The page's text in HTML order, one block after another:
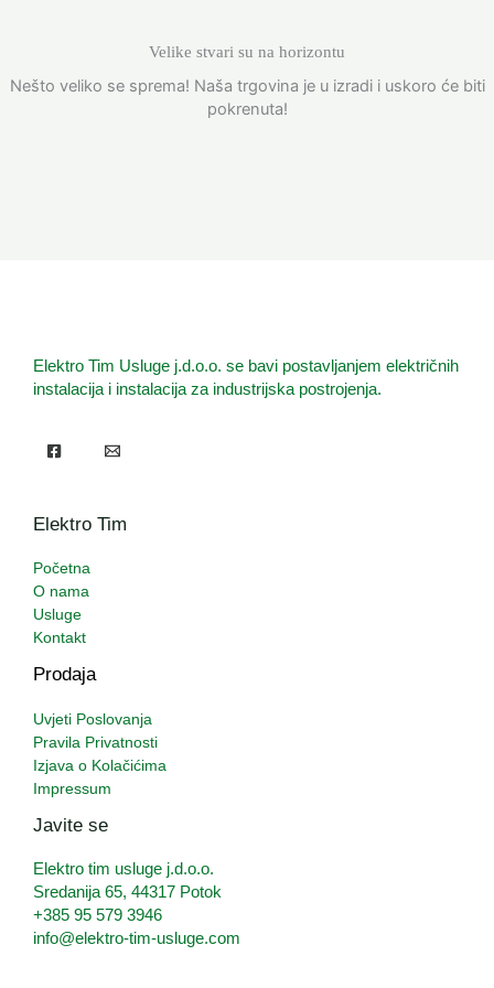
Velike stvari su na horizontu
Nešto veliko se sprema! Naša trgovina je u izradi i uskoro će biti
pokrenuta!
Elektro Tim Usluge j.d.o.o. se bavi postavljanjem električnih
instalacija i instalacija za industrijska postrojenja.
Elektro Tim
Početna
O nama
Usluge
Kontakt
Prodaja
Uvjeti Poslovanja
Pravila Privatnosti
Izjava o Kolačićima
Impressum
Javite se
Elektro tim usluge j.d.o.o.
Sredanija 65, 44317 Potok
+385 95 579 3946
info@elektro-tim-usluge.com